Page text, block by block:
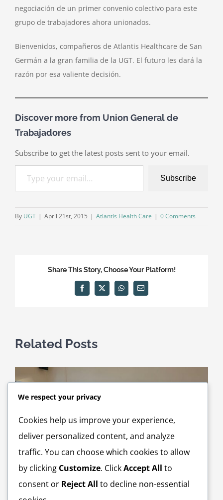
negociación de un primer convenio colectivo para este
grupo de trabajadores ahora unionados.
Bienvenidos, compañeros de Atlantis Healthcare de San
Germán a la gran familia de la UGT. El futuro les dará la
razón por esa valiente decisión.
Discover more from Union General de
Trabajadores
Subscribe to get the latest posts sent to your email.
Type your email…
Subscribe
By UGT | April 21st, 2015 | Atlantis Health Care | 0 Comments
Share This Story, Choose Your Platform!
Facebook
X WhatsAppEmail
Related Posts
We respect your privacy
Cookies help us improve your experience,
deliver personalized content, and analyze
traffic. You can choose which cookies to allow
by clicking Customize. ClickAccept All to
consent or Reject All to decline non-essential